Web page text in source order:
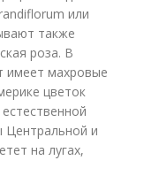
или
также
роза. В
имеет махровые
цветок
Центральной и
на лугах,